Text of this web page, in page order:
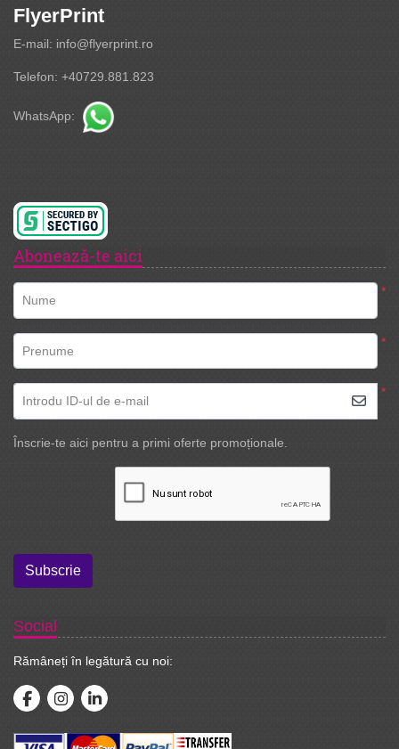
FlyerPrint
E-mail: info@flyerprint.ro
Telefon: +40729.881.823
WhatsApp:
Abonează-te aici
*
Nume
*
Prenume
*
Introdu ID-ul de e-mail
Înscrie-te aici pentru a primi oferte promoționale.
Subscrie
Social
Rămâneți în legătură cu noi: